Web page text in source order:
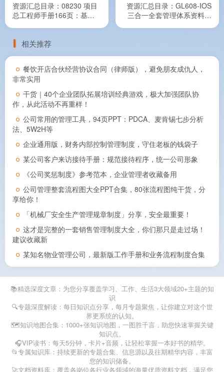
资源汇总目录：08230 项目
总工程师手册166页：基础
资源汇总目录：GL608-IOS
三合一全套管理体系资料，
相关推荐
餐饮开店合伙经营协议合同（律师版），避免朋友成仇人，
非常实用
干货｜40个企业团队拓展培训经典游戏，极大加强团队协
作，从此活动不再重样！
公司常用的管理工具，94页PPT：PDCA、麦肯锡七步分析
法、5W2H等
企业通用版，财务内部控制管理制度，守住老板的钱袋子
某公司客户来访接待手册：规范接待程序，统一公司形象
《公司奖惩制度》参考范本，企业管理者收藏备用
公司管理整套流程图大全PPT合集，80张流程图纯干货，分
享给你！
「机械厂安全生产管理规章制度」分享，安全最重要！
这才是完整的一套销售管理制度大全，你们那只是走过场！
建议收藏新
某知名物业管理公司，最新版工作手册和业务流程制度合集
📚精选深度文章：为您分享覆盖学习、工作、生活3大领域20+主题的知
识
🔍专题深度解读：每日知识点分享，每月专题聚焦，让你建立对这个世
界更系统的认知。
🗺️知识地图合集：1000+张知识地图，一图胜千言，助您快速掌握关键
知识点。
🎧VIP读书：每天5分钟，卡片+音频，让轻松掌握一本好书的精华。
📂专属知识库：持续更新的专题合集、信息源以及往期精华内容，丰富
您的知识储备。
🚀文档资料库：覆盖各岗位各行业各领域的海量优质资料文档，满足您